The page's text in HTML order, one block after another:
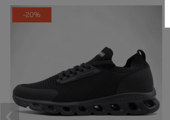
-20%